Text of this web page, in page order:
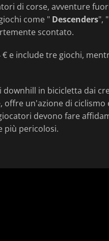
di corse, avventure
come " Descenders", "
scontato.
e include tre giochi,
downhill in bicicletta dai
un'azione di
devono fare
più pericolosi.